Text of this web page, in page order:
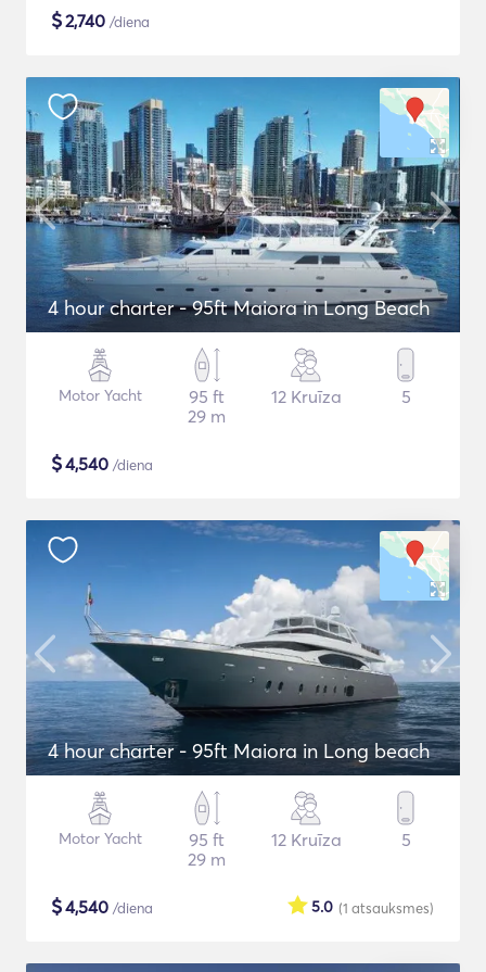
$2,740 /diena
4 hour charter - 95ft Maiora in Long Beach
Motor Yacht
95 ft
29 m
12 Kruīza 5
$4,540 /diena
4 hour charter - 95ft Maiora in Long beach
Motor Yacht
95 ft
29 m
12 Kruīza 5
$4,540 /diena (1 atsauksmes)
5.0